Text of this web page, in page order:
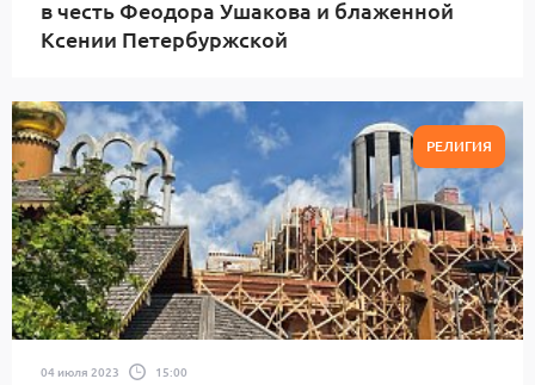
в честь Феодора Ушакова и блаженной
Ксении Петербуржской
РЕЛИГИЯ
04 июля 2023 15:00